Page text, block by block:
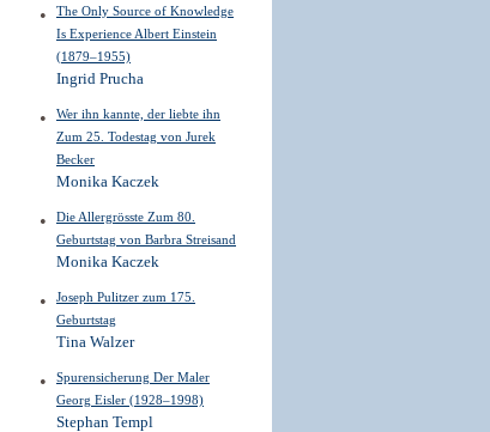
The Only Source of Knowledge
Is Experience Albert Einstein
(1879–1955)
Ingrid Prucha
Wer ihn kannte, der liebte ihn
Zum 25. Todestag von Jurek
Becker
Monika Kaczek
Die Allergrösste Zum 80.
Geburtstag von Barbra Streisand
Monika Kaczek
Joseph Pulitzer zum 175.
Geburtstag
Tina Walzer
Spurensicherung Der Maler
Georg Eisler (1928–1998)
Stephan Templ